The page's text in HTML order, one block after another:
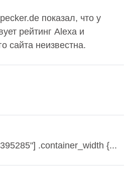
показал, что у
рейтинг Alexa и
сайта неизвестна.
.container_width {...